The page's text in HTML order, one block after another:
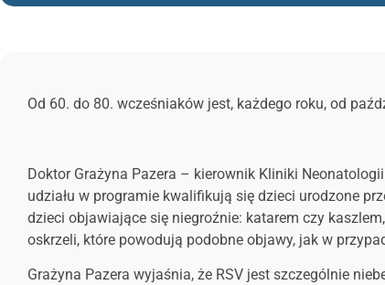
Od 60. do 80. wcześniaków jest, każdego roku, od
Doktor Grażyna Pazera – kierownik Kliniki
udziału w programie kwalifikują się dzieci urodzone
dzieci objawiające się niegroźnie: katarem czy
oskrzeli, które powodują podobne objawy, jak w
Grażyna Pazera wyjaśnia, że RSV jest szczególnie